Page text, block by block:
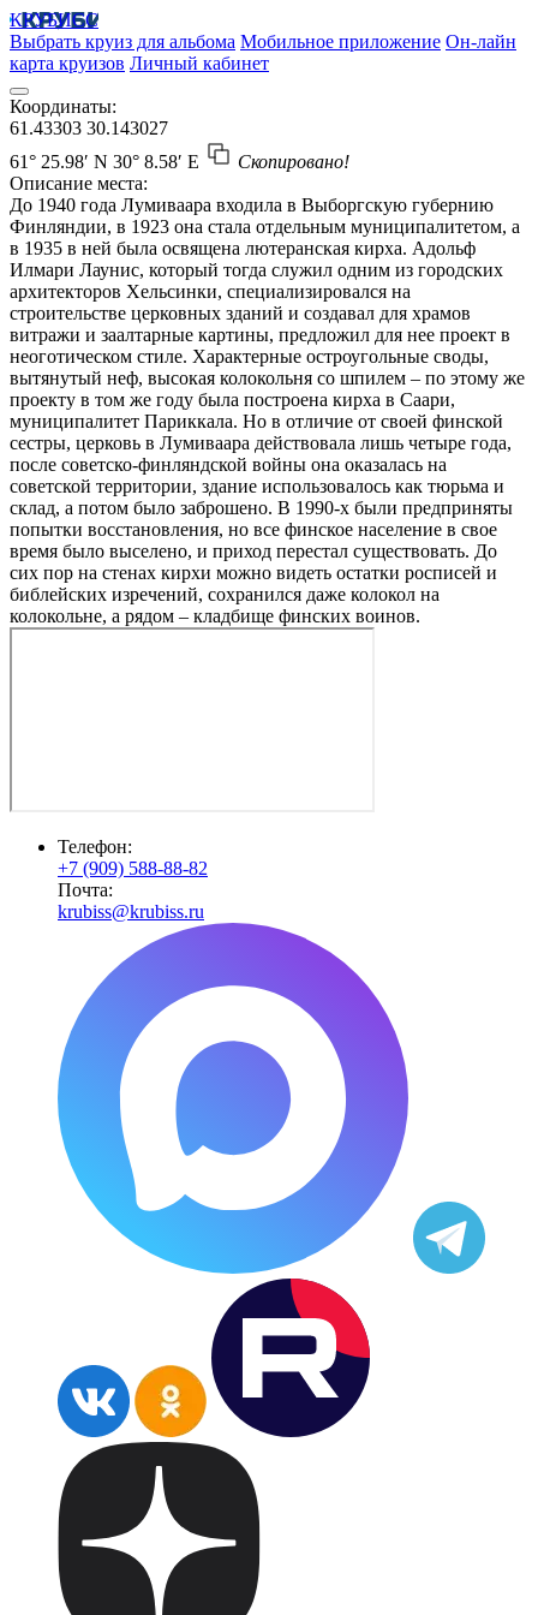
КРУБИСС
Выбрать круиз для альбома Мобильное приложение Он-лайн
карта круизов Личный кабинет
Координаты:
61.43303 30.143027
61° 25.98′ N 30° 8.58′ E
Скопировано!
Описание места:
До 1940 года Лумиваара входила в Выборгскую губернию
Финляндии, в 1923 она стала отдельным муниципалитетом, а
в 1935 в ней была освящена лютеранская кирха. Адольф
Илмари Лаунис, который тогда служил одним из городских
архитекторов Хельсинки, специализировался на
строительстве церковных зданий и создавал для храмов
витражи и заалтарные картины, предложил для нее проект в
неоготическом стиле. Характерные остроугольные своды,
вытянутый неф, высокая колокольня со шпилем – по этому же
проекту в том же году была построена кирха в Саари,
муниципалитет Париккала. Но в отличие от своей финской
сестры, церковь в Лумиваара действовала лишь четыре года,
после советско-финляндской войны она оказалась на
советской территории, здание использовалось как тюрьма и
склад, а потом было заброшено. В 1990-х были предприняты
попытки восстановления, но все финское население в свое
время было выселено, и приход перестал существовать. До
сих пор на стенах кирхи можно видеть остатки росписей и
библейских изречений, сохранился даже колокол на
колокольне, а рядом – кладбище финских воинов.
Телефон:
+7 (909) 588-88-82
Почта:
krubiss@krubiss.ru